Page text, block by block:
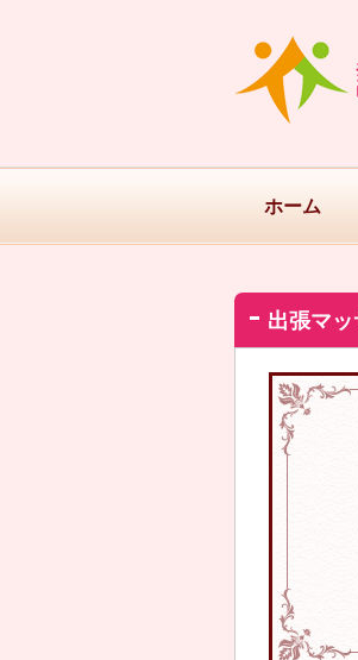
ホーム
出張マ